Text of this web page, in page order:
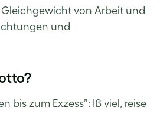
von Arbeit und
und
bis zum Exzess”: Iß viel, reise